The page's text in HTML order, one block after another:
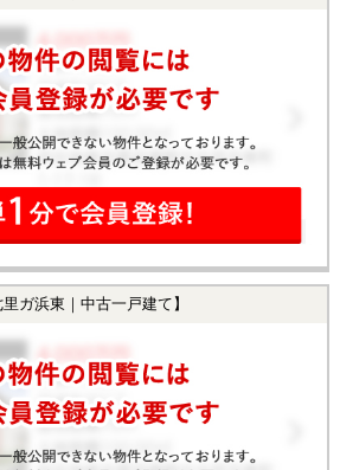
里ガ浜東｜中古一戸建て】